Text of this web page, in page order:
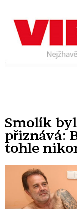
Smolík
přiznává:
tohle